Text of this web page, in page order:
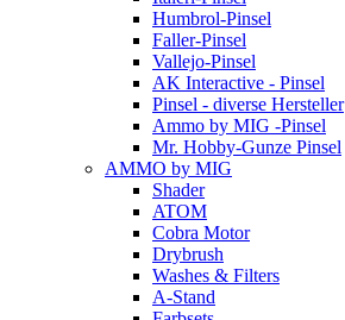
Humbrol-Pinsel
Faller-Pinsel
Vallejo-Pinsel
AK Interactive - Pinsel
Pinsel - diverse Hersteller
Ammo by MIG -Pinsel
Mr. Hobby-Gunze Pinsel
AMMO by MIG
Shader
ATOM
Cobra Motor
Drybrush
Washes & Filters
A-Stand